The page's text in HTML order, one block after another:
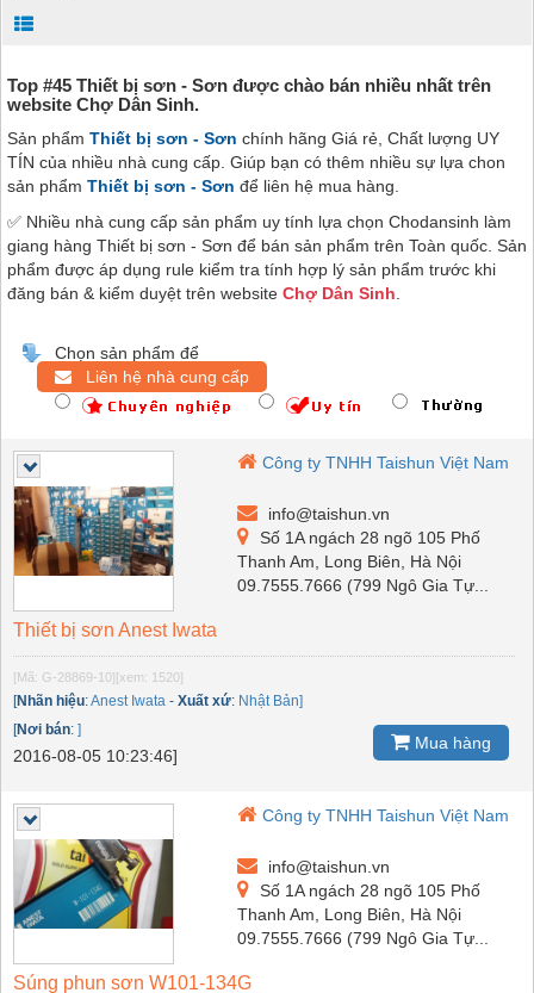
Top #45 Thiết bị sơn - Sơn được chào bán nhiều nhất trên
website Chợ Dân Sinh.
Sản phẩm Thiết bị sơn - Sơn chính hãng Giá rẻ, Chất lượng UY
TÍN của nhiều nhà cung cấp. Giúp bạn có thêm nhiều sự lựa chon
sản phẩm Thiết bị sơn - Sơn để liên hệ mua hàng.
✅ Nhiều nhà cung cấp sản phẩm uy tính lựa chọn Chodansinh làm
giang hàng Thiết bị sơn - Sơn để bán sản phẩm trên Toàn quốc. Sản
phẩm được áp dụng rule kiểm tra tính hợp lý sản phẩm trước khi
đăng bán & kiểm duyệt trên website Chợ Dân Sinh.
Chọn sản phẩm để
Liên hệ nhà cung cấp
Công ty TNHH Taishun Việt Nam
info@taishun.vn
Số 1A ngách 28 ngõ 105 Phố
Thanh Am, Long Biên, Hà Nội
09.7555.7666 (799 Ngô Gia Tự...
Thiết bị sơn Anest Iwata
[Mã: G-28869-10] [xem: 1520]
[Nhãn hiệu:Anest Iwata - Xuất xứ: Nhật Bản]
[Nơi bán: ]
2016-08-05 10:23:46]
Mua hàng
Công ty TNHH Taishun Việt Nam
info@taishun.vn
Số 1A ngách 28 ngõ 105 Phố
Thanh Am, Long Biên, Hà Nội
09.7555.7666 (799 Ngô Gia Tự...
Súng phun sơn W101-134G